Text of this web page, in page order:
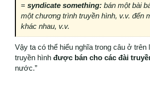
= syndicate something: bán một bài
một chương trình truyền hình, v.v. đến
khác nhau, v.v.
Vậy ta có thể hiểu nghĩa trong câu ở trên
truyền hình được bán cho các đài
nước.”